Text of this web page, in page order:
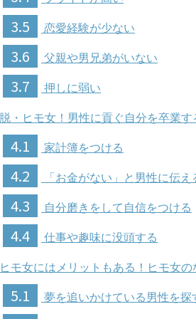
3.5 恋愛経験が少ない
3.6 父親や男兄弟がいない
3.7 押しに弱い
脱・ヒモ女！男性に貢ぐ自分を卒業す
4.1 家計簿をつける
4.2 「お金がない」と男性に伝え
4.3 自分磨きをして自信をつける
4.4 仕事や趣味に没頭する
ヒモ女にはメリットもある！ヒモ女の
5.1 夢を追いかけている男性を探